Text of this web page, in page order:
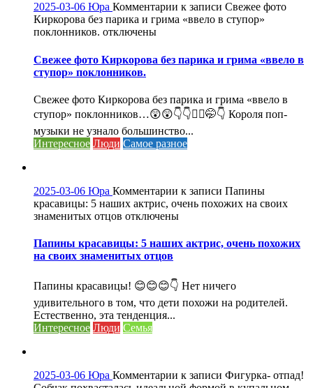
2025-03-06 Юра Комментарии к записи Свежее фото
Киркорова без парика и грима «ввело в ступор»
поклонников. отключены
Свежее фото Киркорова без парика и грима «ввело в
ступор» поклонников.
Свежее фото Киркорова без парика и грима «ввело в
ступор» поклонников…😲😲👇👇🤦‍♀️🤭👇 Короля поп-
музыки не узнало большинство...
Интересное Люди Самое разное
2025-03-06 Юра Комментарии к записи Папины
красавицы: 5 наших актрис, очень похожих на своих
знаменитых отцов отключены
Папины красавицы: 5 наших актрис, очень похожих
на своих знаменитых отцов
Папины красавицы! 😊😊😊👇 Нет ничего
удивительного в том, что дети похожи на родителей.
Естественно, эта тенденция...
Интересное Люди Семья
2025-03-06 Юра Комментарии к записи Фигурка- отпад!